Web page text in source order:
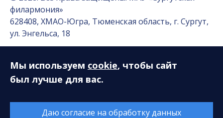
филармония»
628408, ХМАО-Югра, Тюменская область, г. Сургут,
ул. Энгельса, 18
Разработка сайта — Интернет-лаборатория
«Делиссимо»
Обслуживание сайта —А1 Интернет-Эксперт
Мы используем cookie, чтобы сайт
был лучше для вас.
Даю согласие на обработку данных